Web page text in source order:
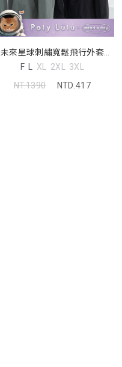
未來星球刺繡寬鬆飛行外套
(unisex)(MIND.A.DAY聯名)
F L XL 2XL 3XL
NT.1390
NTD.417